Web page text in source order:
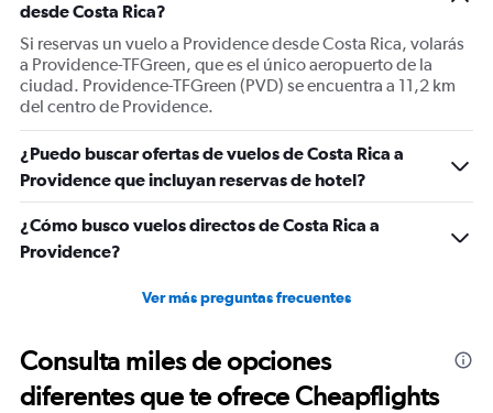
desde Costa Rica?
Si reservas un vuelo a Providence desde Costa Rica, volarás
a Providence-TFGreen, que es el único aeropuerto de la
ciudad. Providence-TFGreen (PVD) se encuentra a 11,2 km
del centro de Providence.
¿Puedo buscar ofertas de vuelos de Costa Rica a
Providence que incluyan reservas de hotel?
¿Cómo busco vuelos directos de Costa Rica a
Providence?
Ver más preguntas frecuentes
Consulta miles de opciones
diferentes que te ofrece Cheapflights